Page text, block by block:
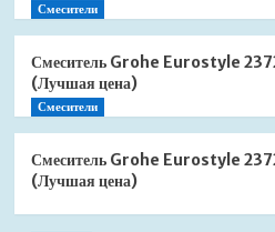
Смесители
Смеситель Grohe Eurostyle
(Лучшая цена)
Смесители
Смеситель Grohe Eurostyle
(Лучшая цена)